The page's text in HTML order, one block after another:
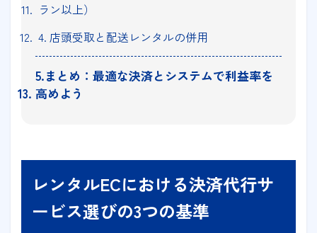
ラン以上）
4. 店頭受取と配送レンタルの併用
5.まとめ：最適な決済とシステムで利益率を
高めよう
レンタルECにおける決済代行サ
ービス選びの3つの基準